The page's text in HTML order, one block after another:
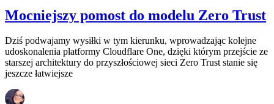
Mocniejszy pomost do modelu Zero Trust
Dziś podwajamy wysiłki w tym kierunku, wprowadzając kolejne
udoskonalenia platformy Cloudflare One, dzięki którym przejście ze
starszej architektury do przyszłościowej sieci Zero Trust stanie się
jeszcze łatwiejsze